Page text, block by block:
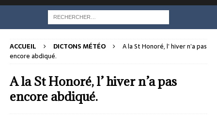
ACCUEIL DICTONS MÉTÉO
A la St Honoré, l’ hiver n’a pas
encore abdiqué.
A la St Honoré, l’ hiver n’a pas
encore abdiqué.